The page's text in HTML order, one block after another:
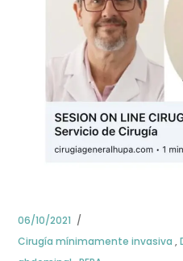
06/10/2021
Cirugía mínimamente invasiva ,